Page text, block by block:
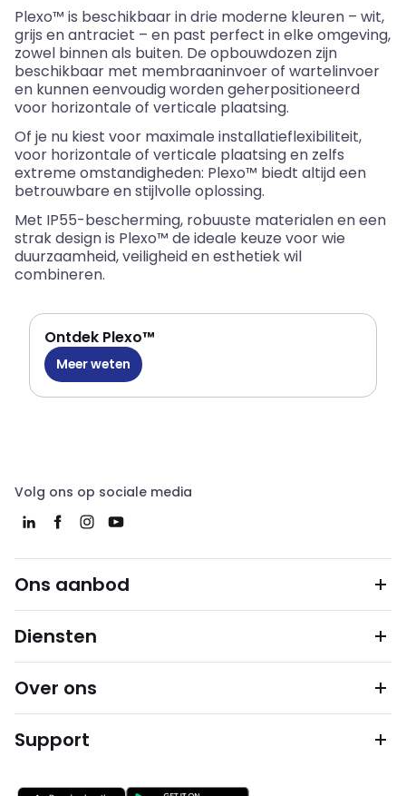
Plexo™ is beschikbaar in drie moderne kleuren – wit,
grijs en antraciet – en past perfect in elke omgeving,
zowel binnen als buiten. De opbouwdozen zijn
beschikbaar met membraaninvoer of wartelinvoer
en kunnen eenvoudig wordengeherpositioneerd
voor horizontale of verticale plaatsing.
Of je nu kiest voor maximale installatieflexibiliteit,
voor horizontale of verticale plaatsing en zelfs
extreme omstandigheden: Plexo™ biedt altijd een
betrouwbare en stijlvolle oplossing.
Met IP55-bescherming, robuuste materialen en een
strak design is Plexo™ de ideale keuze voor wie
duurzaamheid, veiligheid en esthetiek wil
combineren.
Ontdek Plexo™
Meer weten
Volg ons op sociale media
Ons aanbod
Diensten
Over ons
Support